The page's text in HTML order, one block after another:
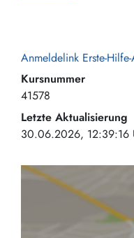
Anmeldelink Erste-
Kursnummer
41578
Letzte Aktualisierung
30.06.2026, 12:39:16